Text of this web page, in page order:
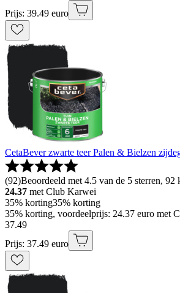
Prijs: 39.49 euro
CetaBever zwarte teer Palen & Bielzen
(92)Beoordeeld met 4.5 van de 5 sterren, 92
24.37 met Club Karwei
35% korting35% korting
35% korting, voordeelprijs: 24.37 euro met
37.49
Prijs: 37.49 euro